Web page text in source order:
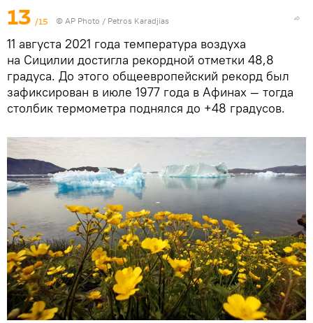
13 /15 © AP Photo / Petros Karadjias
11 августа 2021 года температура воздуха
на Сицилии достигла рекордной отметки 48,8
градуса. До этого общеевропейский рекорд был
зафиксирован в июле 1977 года в Афинах — тогда
столбик термометра поднялся до +48 градусов.